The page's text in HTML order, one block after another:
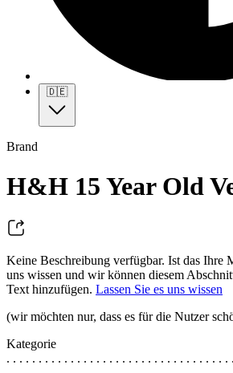
🇩🇪
Brand
H&H 15 Year Old
Keine Beschreibung verfügbar. Ist das Ihre
uns wissen und wir können diesem
Text hinzufügen. Lassen Sie es uns wissen
(wir möchten nur, dass es für die Nutzer
Kategorie
. . . . . . . . . . . . . . . . . . . . . . . . . . . . . . . . . . .